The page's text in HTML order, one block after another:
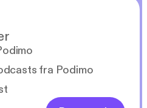
fra Podimo